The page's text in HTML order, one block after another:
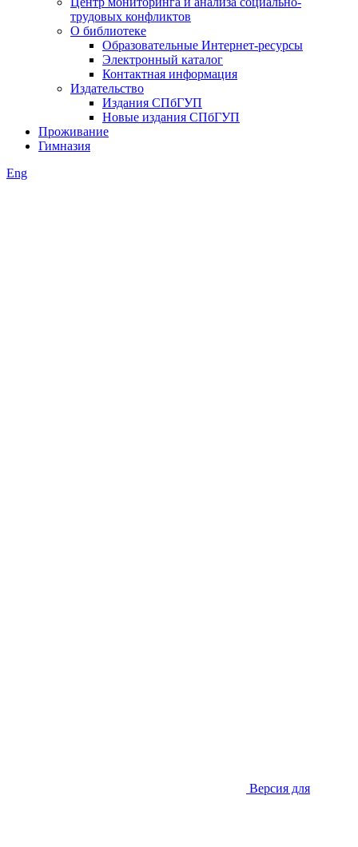
трудовых конфликтов
О библиотеке
Образовательные Интернет-ресурсы
Электронный каталог
Контактная информация
Издательство
Издания СПбГУП
Новые издания СПбГУП
Проживание
Гимназия
Eng
Версия для